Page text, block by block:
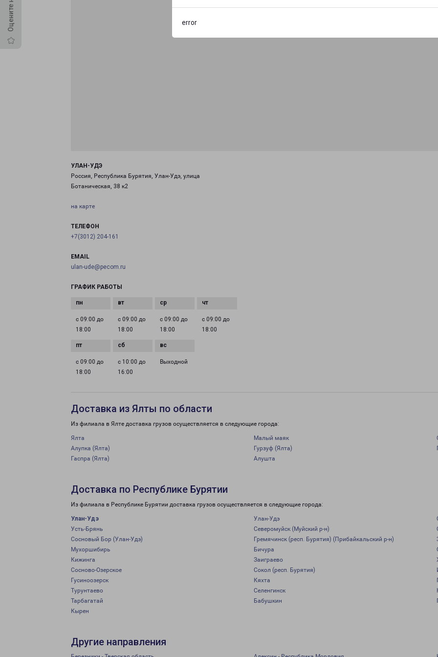
error
УЛАН-УДЭ
Россия, Республика Бурятия, Улан-Удэ, улица
Ботаническая, 38 к2
на карте
ТЕЛЕФОН
+7(3012) 204-161
EMAIL
ulan-ude@pecom.ru
ГРАФИК РАБОТЫ
с 09:00 до
18:00
с 09:00 до
18:00
с 09:00 до
18:00
с 09:00 до
18:00
с 09:00 до
18:00
с 10:00 до
16:00
Выходной
Доставка из Ялты по области
Из филиала в Ялте доставка грузов осуществляется в следующие города:
Ялта Малый маяк
Алупка (Ялта)
Гурзуф (Ялта)
Гаспра (Ялта)
Алушта
Доставка по Республике Бурятии
Из филиала в Республике Бурятии доставка грузов осуществляется в следующие города:
Улан-Удэ Улан-Удэ
Усть-Брянь
Северомуйск (Муйский р-н)
Сосновый Бор (Улан-Удэ)
Гремячинск (респ. Бурятия) (Прибайкальский р-н)
Мухоршибирь
Бичура
Кижинга
Заиграево
Сосново-Озерское
Сокол (респ. Бурятия)
Гусиноозерск
Кяхта
Турунтаево
Селенгинск
Тарбагатай
Бабушкин
Кырен
Другие направления